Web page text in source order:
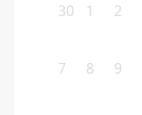
30 1 2
7 8 9